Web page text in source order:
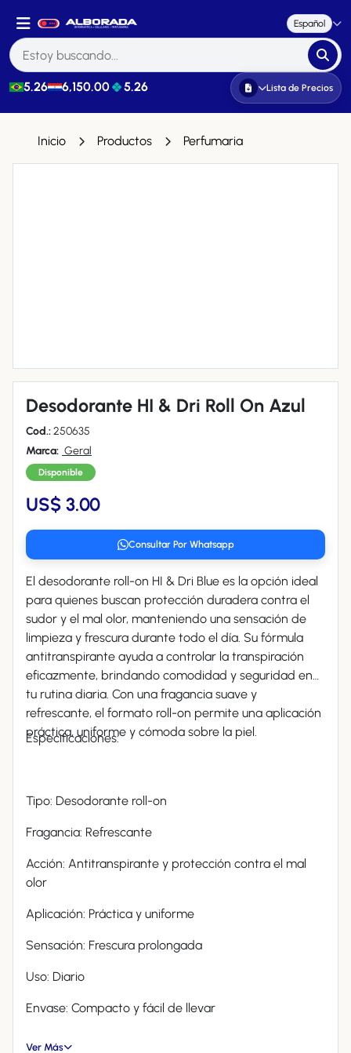
Español
5.26 6,150.00 5.26 Lista de Precios
Inicio Productos Perfumaria
Desodorante HI & Dri Roll On Azul
Cod.:250635
Marca: Geral
Disponible
US$ 3.00
Consultar Por Whatsapp
El desodorante roll-on HI & Dri Blue es la opción ideal
para quienes buscan protección duradera contra el
sudor y el mal olor, manteniendo una sensación de
limpieza y frescura durante todo el día. Su fórmula
antitranspirante ayuda a controlar la transpiración
eficazmente, brindando comodidad y seguridad en
tu rutina diaria. Con una fragancia suave y
refrescante, el formato roll-on permite una aplicación
práctica, uniforme y cómoda sobre la piel.
Especificaciones:
Tipo: Desodorante roll-on
Fragancia: Refrescante
Acción: Antitranspirante y protección contra el mal
olor
Aplicación: Práctica y uniforme
Sensación: Frescura prolongada
Uso: Diario
Envase: Compacto y fácil de llevar
Ver Más